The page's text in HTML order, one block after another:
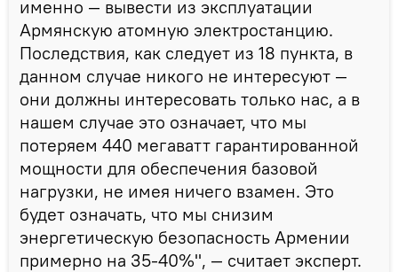
именно — вывести из эксплуатации
Армянскую атомную электростанцию.
Последствия, как следует из 18 пункта, в
данном случае никого не интересуют —
они должны интересовать только нас, а в
нашем случае это означает, что мы
потеряем 440 мегаватт гарантированной
мощности для обеспечения базовой
нагрузки, не имея ничего взамен. Это
будет означать, что мы снизим
энергетическую безопасность Армении
примерно на 35-40%", — считает эксперт.